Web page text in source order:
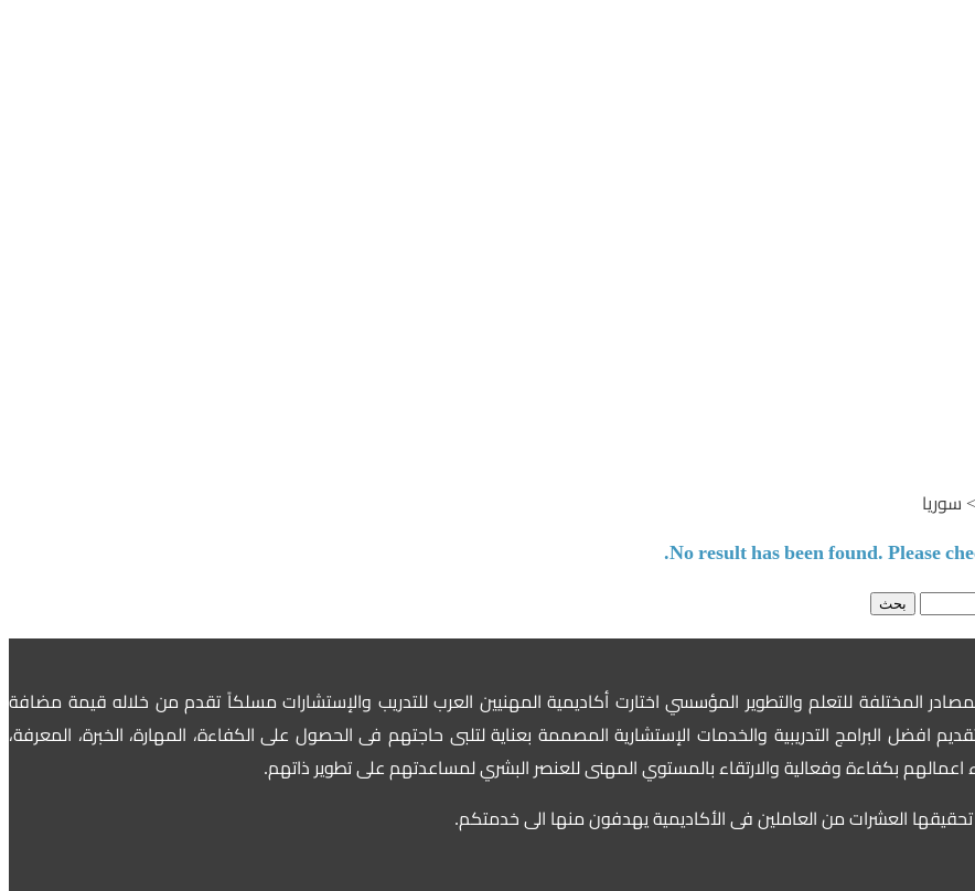
> سوريا
No result has been found. Please
المختلفة للتعلم والتطوير المؤسسي اختارت أكاديمية المهنيين العرب للتدريب والإستشارات مسلكاً تقدم من خلاله قيمة مضافة
افضل البرامج التدريبية والخدمات الإستشارية المصممة بعناية لتلبى حاجتهم فى الحصول على الكفاءة، المهارة، الخبرة، المعرفة،
اعمالهم بكفاءة وفعالية والارتقاء بالمستوي المهنى للعنصر البشري لمساعدتهم على تطوير ذاتهم.
العشرات من العاملين فى الأكاديمية يهدفون منها الى خدمتكم.